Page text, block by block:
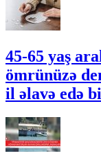
45-65 yaş
ömrünüzə
il əlavə edə